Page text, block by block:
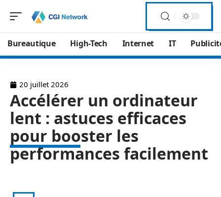
Bureautique High-Tech Internet IT
20 juillet 2026
Accélérer un ordinateur
lent : astuces efficaces
pour booster les
performances facilement